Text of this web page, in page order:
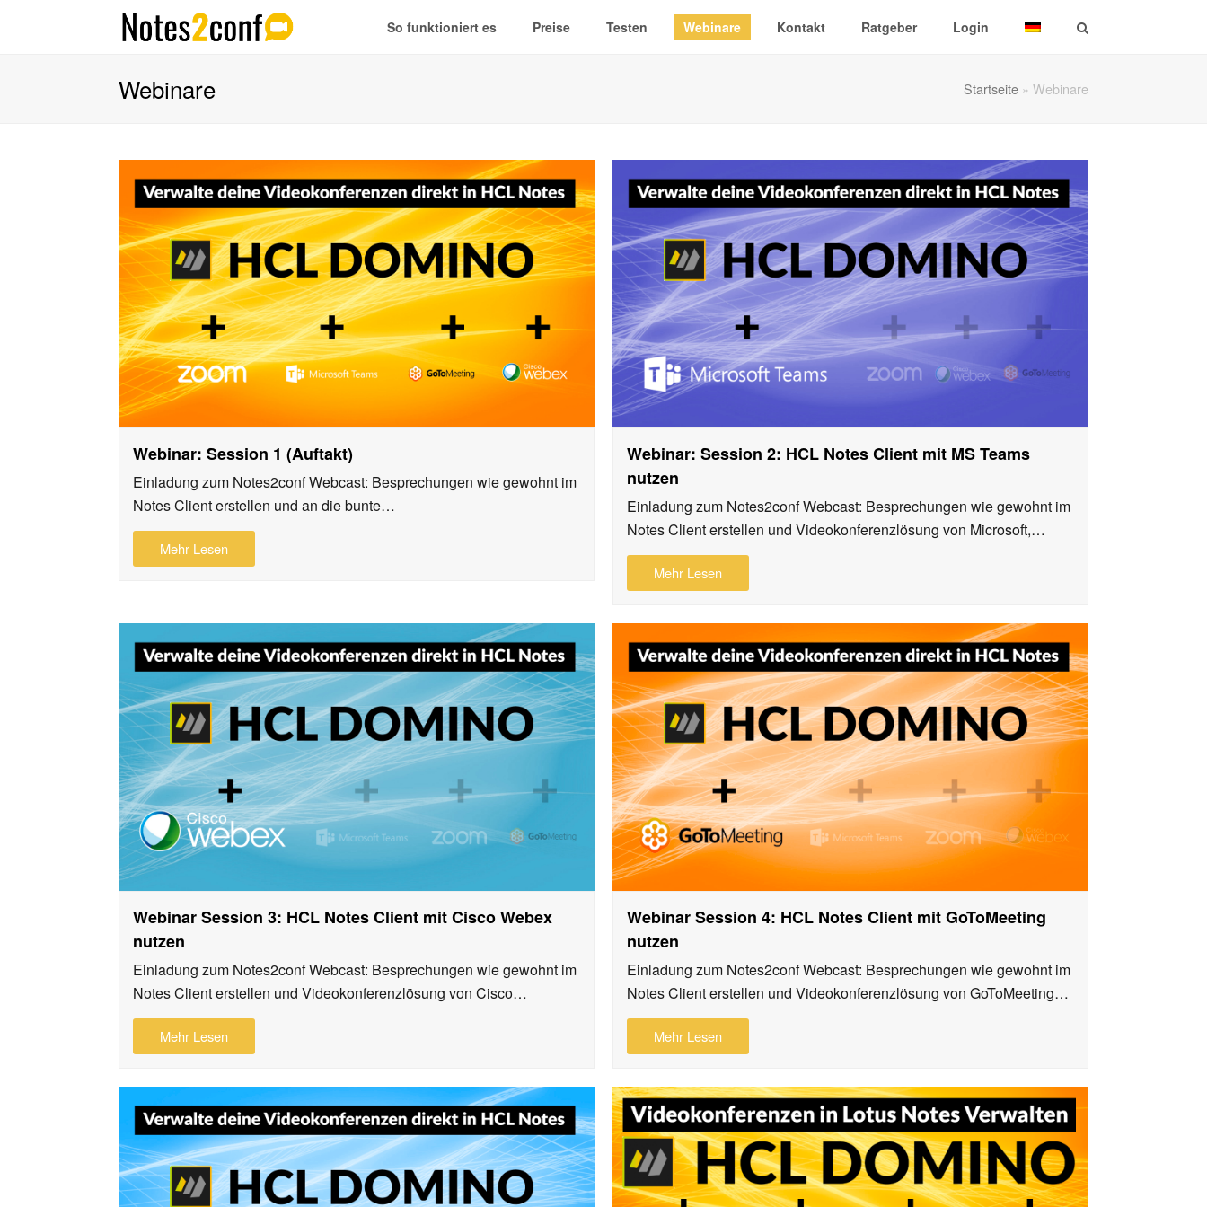
So funktioniert es Preise Testen Webinare Kontakt Ratgeber Login
Webinare Startseite » Webinare
Webinar: Session 1 (Auftakt)
Einladung zum Notes2conf Webcast: Besprechungen wie gewohnt im
Notes Client erstellen und an die bunte…
Mehr Lesen
Webinar: Session 2: HCL Notes Client mit MS Teams
nutzen
Einladung zum Notes2conf Webcast: Besprechungen wie gewohnt im
Notes Client erstellen und Videokonferenzlösung von Microsoft,…
Mehr Lesen
Webinar Session 3: HCL Notes Client mit Cisco Webex
nutzen
Einladung zum Notes2conf Webcast: Besprechungen wie gewohnt im
Notes Client erstellen und Videokonferenzlösung von Cisco…
Mehr Lesen
Webinar Session 4: HCL Notes Client mit GoToMeeting
nutzen
Einladung zum Notes2conf Webcast: Besprechungen wie gewohnt im
Notes Client erstellen und Videokonferenzlösung von GoToMeeting…
Mehr Lesen